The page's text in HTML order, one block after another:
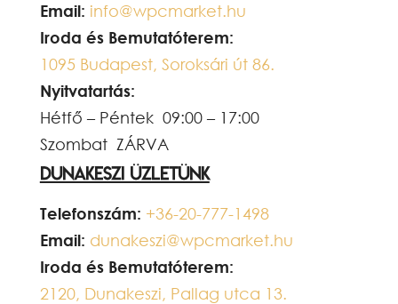
Email: info@wpcmarket.hu
Iroda és Bemutatóterem:
1095 Budapest, Soroksári út 86.
Nyitvatartás:
Hétfő – Péntek 09:00 – 17:00
Szombat ZÁRVA
Dunakeszi üzletünk
Telefonszám: +36-20-777-1498
Email: dunakeszi@wpcmarket.hu
Iroda és Bemutatóterem:
2120, Dunakeszi, Pallag utca 13.